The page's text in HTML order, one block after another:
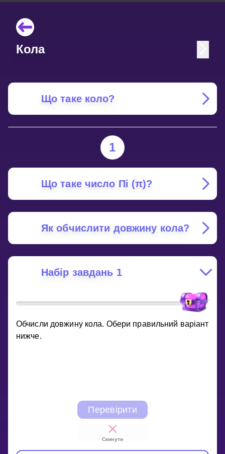
Кола
Що таке коло?
1
Що таке число Пі (π)?
Як обчислити довжину кола?
Набір завдань 1
Обчисли довжину кола. Обери правильний варіант
нижче.
Перевірити
Скинути